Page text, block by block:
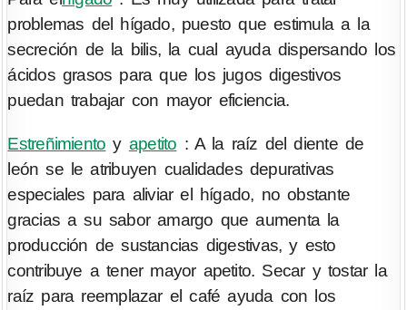
problemas del hígado, puesto que estimula a la
secreción de la bilis, la cual ayuda dispersando los
ácidos grasos para que los jugos digestivos
puedan trabajar con mayor eficiencia.
Estreñimiento y apetito : A la raíz del diente de
león se le atribuyen cualidades depurativas
especiales para aliviar el hígado, no obstante
gracias a su sabor amargo que aumenta la
producción de sustancias digestivas, y esto
contribuye a tener mayor apetito. Secar y tostar la
raíz para reemplazar el café ayuda con los